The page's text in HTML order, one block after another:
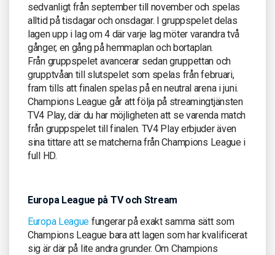
sedvanligt från september till november och spelas
alltid på tisdagar och onsdagar. I gruppspelet delas
lagen upp i lag om 4 där varje lag möter varandra två
gånger, en gång på hemmaplan och bortaplan.
Från gruppspelet avancerar sedan gruppettan och
grupptvåan till slutspelet som spelas från februari,
fram tills att finalen spelas på en neutral arena i juni.
Champions League går att följa på streamingtjänsten
TV4 Play, där du har möjligheten att se varenda match
från gruppspelet till finalen. TV4 Play erbjuder även
sina tittare att se matcherna från Champions League i
full HD.
Europa League på TV och Stream
Europa League fungerar på exakt samma sätt som
Champions League bara att lagen som har kvalificerat
sig är där på lite andra grunder. Om Champions